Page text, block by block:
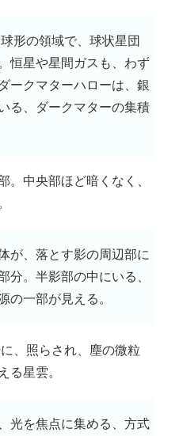
形の領域で、球状星団
恒星や星間ガスも、わず
ークマターハローは、銀
る、ダークマターの集積
。中央部ほど暗くなく、
が、落とす影の周辺部に
分。半影部の中にいる、
の一部が見える。
、照らされ、塵の微粒
る星雲。
光を焦点に集める、方式